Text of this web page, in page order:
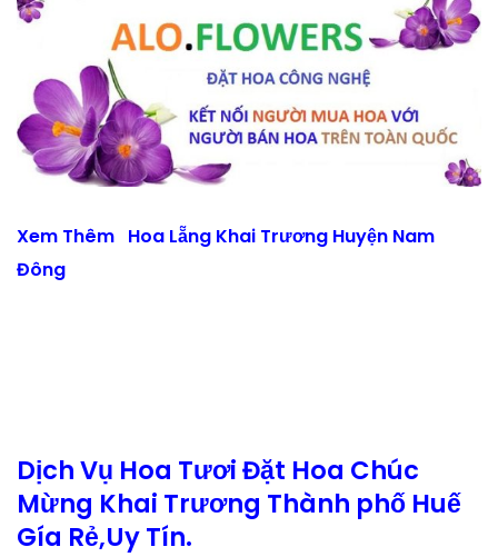
Xem Thêm Hoa Lẵng Khai Trương Huyện Nam
Đông
Dịch Vụ Hoa Tươi Đặt Hoa Chúc
Mừng Khai Trương Thành phố Huế
Gía Rẻ,Uy Tín.